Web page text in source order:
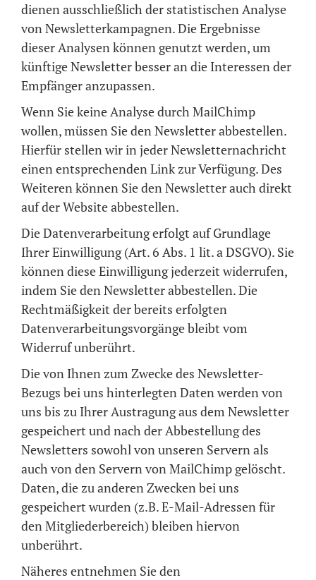
dienen ausschließlich der statistischen Analyse
von Newsletterkampagnen. Die Ergebnisse
dieser Analysen können genutzt werden, um
künftige Newsletter besser an die Interessen der
Empfänger anzupassen.
Wenn Sie keine Analyse durch MailChimp
wollen, müssen Sie den Newsletter abbestellen.
Hierfür stellen wir in jeder Newsletternachricht
einen entsprechenden Link zur Verfügung. Des
Weiteren können Sie den Newsletter auch direkt
auf der Website abbestellen.
Die Datenverarbeitung erfolgt auf Grundlage
Ihrer Einwilligung (Art. 6 Abs. 1 lit. a DSGVO). Sie
können diese Einwilligung jederzeit widerrufen,
indem Sie den Newsletter abbestellen. Die
Rechtmäßigkeit der bereits erfolgten
Datenverarbeitungsvorgänge bleibt vom
Widerruf unberührt.
Die von Ihnen zum Zwecke des Newsletter-
Bezugs bei uns hinterlegten Daten werden von
uns bis zu Ihrer Austragung aus dem Newsletter
gespeichert und nach der Abbestellung des
Newsletters sowohl von unseren Servern als
auch von den Servern von MailChimp gelöscht.
Daten, die zu anderen Zwecken bei uns
gespeichert wurden (z.B. E-Mail-Adressen für
den Mitgliederbereich) bleiben hiervon
unberührt.
Näheres entnehmen Sie den